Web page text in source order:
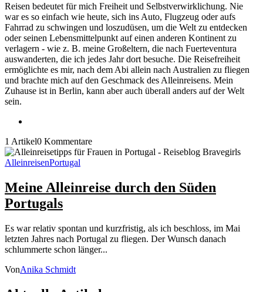
Reisen bedeutet für mich Freiheit und Selbstverwirklichung. Nie
war es so einfach wie heute, sich ins Auto, Flugzeug oder aufs
Fahrrad zu schwingen und loszudüsen, um die Welt zu entdecken
oder seinen Lebensmittelpunkt auf einen anderen Kontinent zu
verlagern - wie z. B. meine Großeltern, die nach Fuerteventura
auswanderten, die ich jedes Jahr dort besuche. Die Reisefreiheit
ermöglichte es mir, nach dem Abi allein nach Australien zu fliegen
und brachte mich auf den Geschmack des Alleinreisens. Mein
Zuhause ist in Berlin, kann aber auch überall anders auf der Welt
sein.
1 Artikel0 Kommentare
AlleinreisenPortugal
Meine Alleinreise durch den Süden
Portugals
Es war relativ spontan und kurzfristig, als ich beschloss, im Mai
letzten Jahres nach Portugal zu fliegen. Der Wunsch danach
schlummerte schon länger...
VonAnika Schmidt